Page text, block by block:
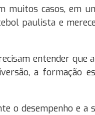
casos, em
paulista e
entender que
a formação
o desempenho e a